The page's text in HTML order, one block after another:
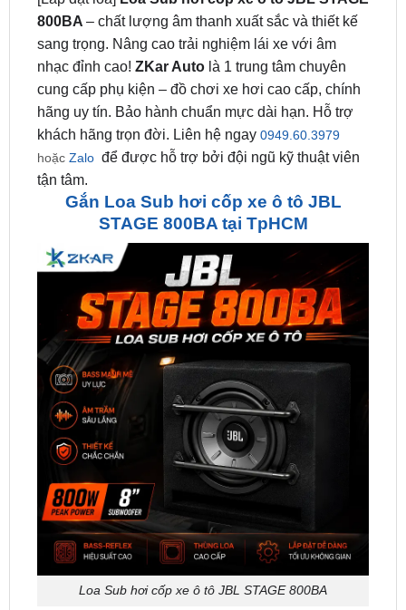
nhạc đỉnh cao!ZKar Autolà 1 trung tâm chuyên
cung cấp phụ kiện – đồ chơi xe hơi cao cấp, chính
hãng uy tín. Bảo hành chuẩn mực dài hạn. Hỗ trợ
khách hãng trọn đời. Liên hệ ngay0949.60.3979
hoặcZalođể được hỗ trợ bởi đội ngũ kỹ thuật viên
tận tâm.
Gắn Loa Sub hơi cốp xe ô tô JBL
Loa Sub hơi cốp xe ô tô JBL STAGE 800BA
Bạn đang tìm kiếm một trải nghiệm âm thanh xe hơi